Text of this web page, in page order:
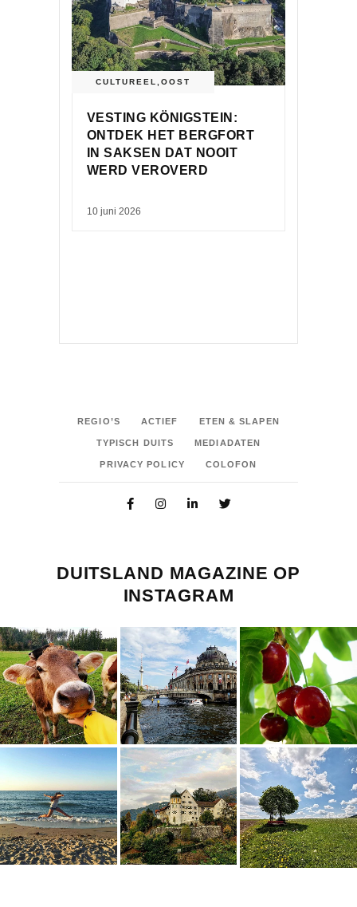
CULTUREEL OOST
VESTING KÖNIGSTEIN:
ONTDEK HET BERGFORT
IN SAKSEN DAT NOOIT
WERD VEROVERD
10 juni 2026
REGIO’S ACTIEF ETEN & SLAPEN
TYPISCH DUITS MEDIADATEN
PRIVACY POLICY COLOFON
DUITSLAND MAGAZINE OP
INSTAGRAM